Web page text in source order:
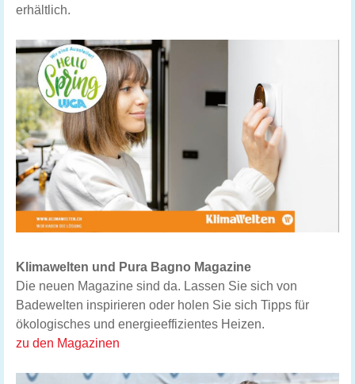
erhältlich.
Klimawelten und Pura Bagno Magazine
Die neuen Magazine sind da. Lassen Sie sich von
Badewelten inspirieren oder holen Sie sich Tipps für
ökologisches und energieeffizientes Heizen.
zu den Magazinen